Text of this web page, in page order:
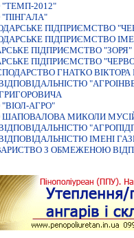
2012"
ПІДПРИЄМСТВО
ПІДПРИЄМСТВО
ПIДПРИЄМСТВО "ЗОРЯ"
ПIДПРИЄМСТВО
ГНАТКО
АГРО"
ШАПОВАЛОВА МИКОЛИ
IМЕНI
З ОБМЕЖЕНОЮ